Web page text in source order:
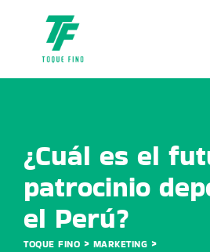
¿Cuál es el
patrocinio
el Perú?
TOQUE FINO > MARKETING >